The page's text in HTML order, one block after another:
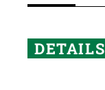
DETAILS